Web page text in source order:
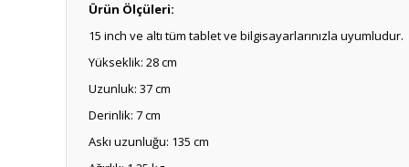
Ürün Ölçüleri:
15 inch ve altı tüm tablet ve bilgisayarlarınızla uyumludur.
Yükseklik: 28 cm
Uzunluk: 37 cm
Derinlik: 7 cm
Askı uzunluğu: 135 cm